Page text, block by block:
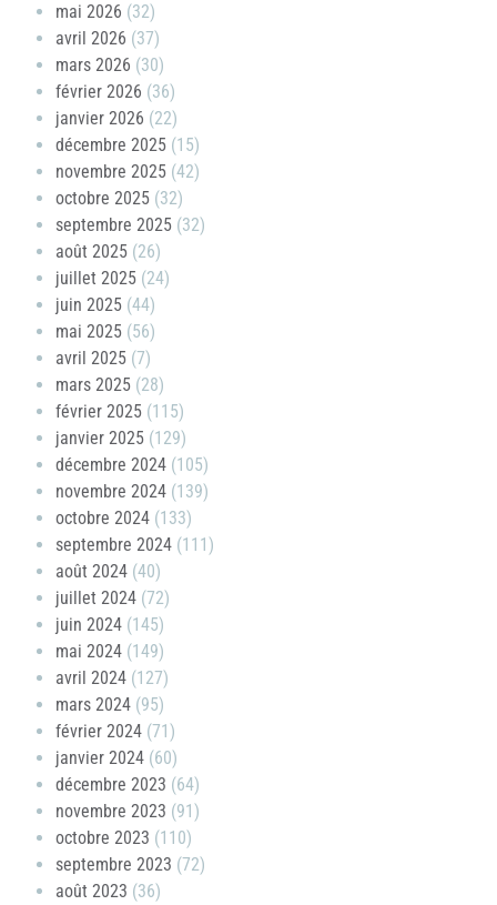
mai 2026 (32)
avril 2026 (37)
mars 2026 (30)
février 2026 (36)
janvier 2026 (22)
décembre 2025 (15)
novembre 2025 (42)
octobre 2025 (32)
septembre 2025 (32)
août 2025 (26)
juillet 2025 (24)
juin 2025 (44)
mai 2025 (56)
avril 2025 (7)
mars 2025 (28)
février 2025 (115)
janvier 2025 (129)
décembre 2024 (105)
novembre 2024 (139)
octobre 2024 (133)
septembre 2024 (111)
août 2024 (40)
juillet 2024 (72)
juin 2024 (145)
mai 2024 (149)
avril 2024 (127)
mars 2024 (95)
février 2024 (71)
janvier 2024 (60)
décembre 2023 (64)
novembre 2023 (91)
octobre 2023 (110)
septembre 2023 (72)
août 2023 (36)